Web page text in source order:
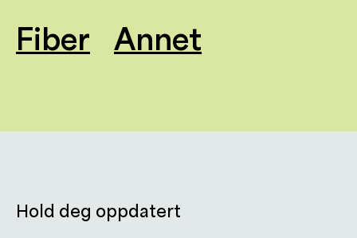
Fiber
Annet
Hold deg oppdatert